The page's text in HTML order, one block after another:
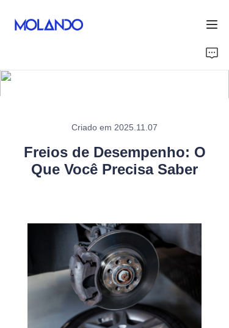
Criado em 2025.11.07
Freios de Desempenho: O
Que Você Precisa Saber
Soluções
Sobre Nós